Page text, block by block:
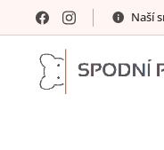
Naší